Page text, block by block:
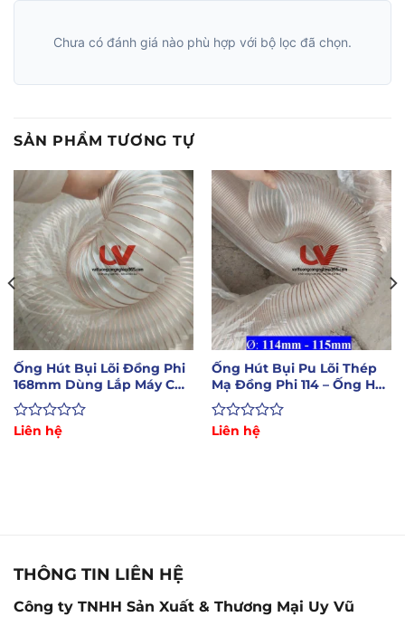
Chưa có đánh giá nào phù hợp với bộ lọc đã chọn.
SẢN PHẨM TƯƠNG TỰ
Ống Hút Bụi Lõi Đồng Phi
168mm Dùng Lắp Máy CNC
Hút Bụi Gỗ
Được
Liên hệ
Ống Hút Bụi Pu Lõi Thép
Mạ Đồng Phi 114 – Ống Hút
Bụi Máy CNC
Được
Liên hệ
THÔNG TIN LIÊN HỆ
Công ty TNHH Sản Xuất & Thương Mại Uy Vũ